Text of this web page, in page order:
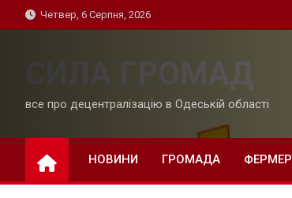
to
Четвер, 6 Серпня, 2026
СИЛА ГРОМАД
все про децентралізацію в Одеській області
НОВИНИ ГРОМАДА ФЕРМЕР